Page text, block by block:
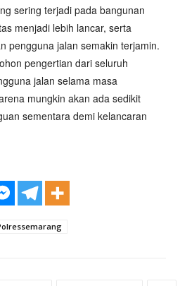
sering terjadi pada bangunan
menjadi lebih lancar, serta
pengguna jalan semakin terjamin.
pengertian dari seluruh
jalan selama masa
mungkin akan ada sedikit
sementara demi kelancaran